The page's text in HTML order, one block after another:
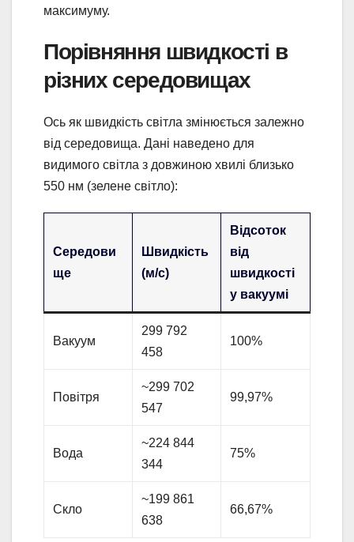
максимуму.
Порівняння швидкості в
різних середовищах
Ось як швидкість світла змінюється залежно
від середовища. Дані наведено для
видимого світла з довжиною хвилі близько
550 нм (зелене світло):
Середови
ще
Швидкість
(м/с)
Відсоток
від
швидкості
у вакуумі
Вакуум
299 792
458
100%
Повітря
~299 702
547
99,97%
Вода
~224 844
344
75%
Скло
~199 861
638
66,67%